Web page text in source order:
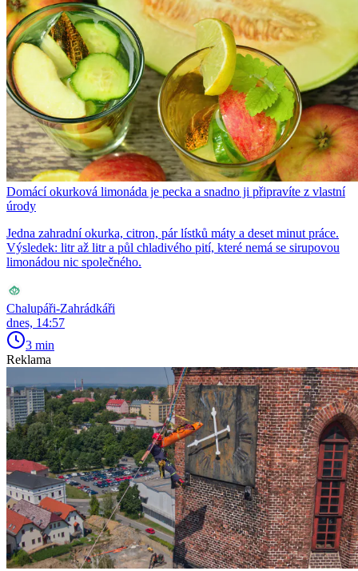
Domácí okurková limonáda je pecka a snadno ji připravíte z vlastní
úrody
Jedna zahradní okurka, citron, pár lístků máty a deset minut práce.
Výsledek: litr až litr a půl chladivého pití, které nemá se sirupovou
limonádou nic společného.
Chalupáři-Zahrádkáři
dnes, 14:57
3 min
Reklama